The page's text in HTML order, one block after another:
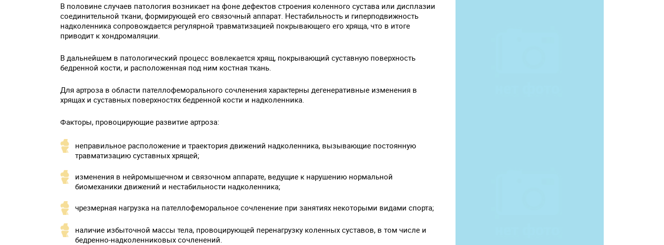
В половине случаев патология возникает на фоне дефектов строения коленного сустава или дисплазии
соединительной ткани, формирующей его связочный аппарат. Нестабильность и гиперподвижность
надколенника сопровождается регулярной травматизацией покрывающего его хряща, что в итоге
приводит к хондромаляции.
В дальнейшем в патологический процесс вовлекается хрящ, покрывающий суставную поверхность
бедренной кости, и расположенная под ним костная ткань.
Для артроза в области пателлофеморального сочленения характерны дегенеративные изменения в
хрящах и суставных поверхностях бедренной кости и надколенника.
Факторы, провоцирующие развитие артроза:
неправильное расположение и траектория движений надколенника, вызывающие постоянную
травматизацию суставных хрящей;
изменения в нейромышечном и связочном аппарате, ведущие к нарушению нормальной
биомеханики движений и нестабильности надколенника;
чрезмерная нагрузка на пателлофеморальное сочленение при занятиях некоторыми видами спорта;
наличие избыточной массы тела, провоцирующей перенагрузку коленных суставов, в том числе и
бедренно-надколенниковых сочленений.